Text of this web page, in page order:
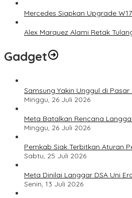
Mercedes Siapkan Upgrade
Alex Marquez Alami Retak
Gadget
Samsung Yakin Unggul di
Minggu, 26 Juli 2026
Meta Batalkan Rencana
Minggu, 26 Juli 2026
Pemkab Siak Terbitkan Aturan
Sabtu, 25 Juli 2026
Meta Dinilai Langgar DSA Uni
Senin, 13 Juli 2026